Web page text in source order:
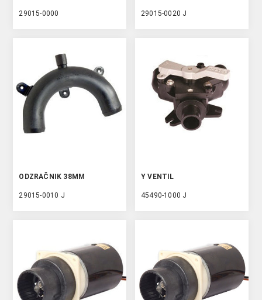
29015-0000 29015-0020 J
ODZRAČNIK 38MM
29015-0010 J
Y VENTIL
45490-1000 J